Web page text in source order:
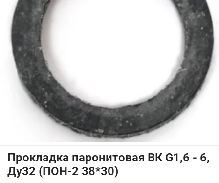
Прокладка паронитовая ВК G1,6 - 6,
Ду32 (ПОН-2 38*30)